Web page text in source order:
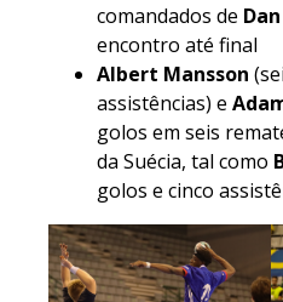
comandados de
encontro até final
Albert Mansson
assistências) e
golos em seis
da Suécia, tal como
golos e cinco